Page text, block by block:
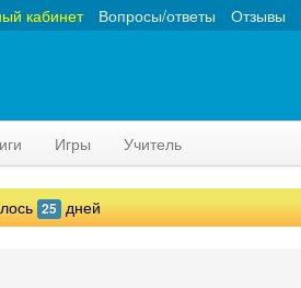
Отзывы
Вопросы/ответы
кабинет
Игры Учитель
25 дней